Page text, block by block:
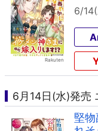
6/
6月14日(水)発売
堅